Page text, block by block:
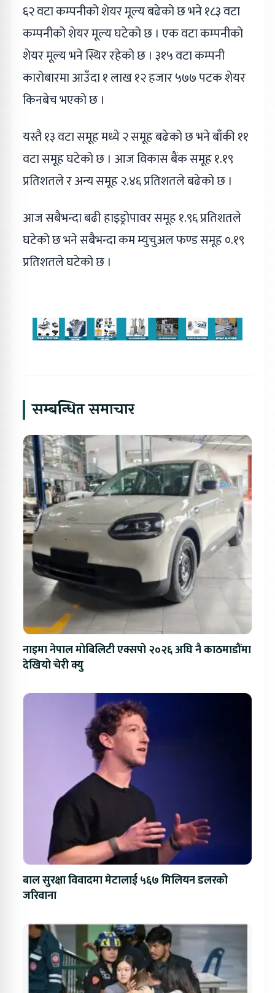
६२ वटा कम्पनीको शेयर मूल्य बढेको छ भने १८३ वटा
कम्पनीको शेयर मूल्य घटेको छ । एक वटा कम्पनीको
शेयर मूल्य भने स्थिर रहेको छ । ३१५ वटा कम्पनी
कारोबारमा आउँदा १ लाख १२ हजार ५७७ पटक शेयर
किनबेच भएको छ ।
यस्तै १३ वटा समूह मध्ये २ समूह बढेको छ भने बाँकी ११
वटा समूह घटेको छ । आज विकास बैंक समूह १.१९
प्रतिशतले र अन्य समूह २.४६ प्रतिशतले बढेको छ ।
आज सबैभन्दा बढी हाइड्रोपावर समूह १.९६ प्रतिशतले
घटेको छ भने सबैभन्दा कम म्युचुअल फण्ड समूह ०.१९
प्रतिशतले घटेको छ ।
सम्बन्धित समाचार
नाइमा नेपाल मोबिलिटी एक्सपो २०२६ अघि नै काठमाडौंमा
देखियो चेरी क्यु
बाल सुरक्षा विवादमा मेटालाई ५६७ मिलियन डलरको
जरिवाना